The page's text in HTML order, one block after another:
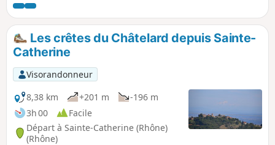
Vierge. Des vestiges témoignent de cette époque qui
s'efface peu à peu : chemins de croix, statues, grottes
reconstituées. Le chemin de retour s'effectue par le vallon
de la Durèze avant de remonter sur de petits hameaux dont
celui de Lachal et son orgueilleux château néo-classique du
XVIIIe siècle puis traverse le Bois des Feuilles pour
retrouver Sainte-Catherine.
Les crêtes du Châtelard depuis Sainte-
Catherine
Visorandonneur
8,38 km
+201 m
-196 m
3h 00
Facile
Départ à Sainte-Catherine (Rhône)
(Rhône)